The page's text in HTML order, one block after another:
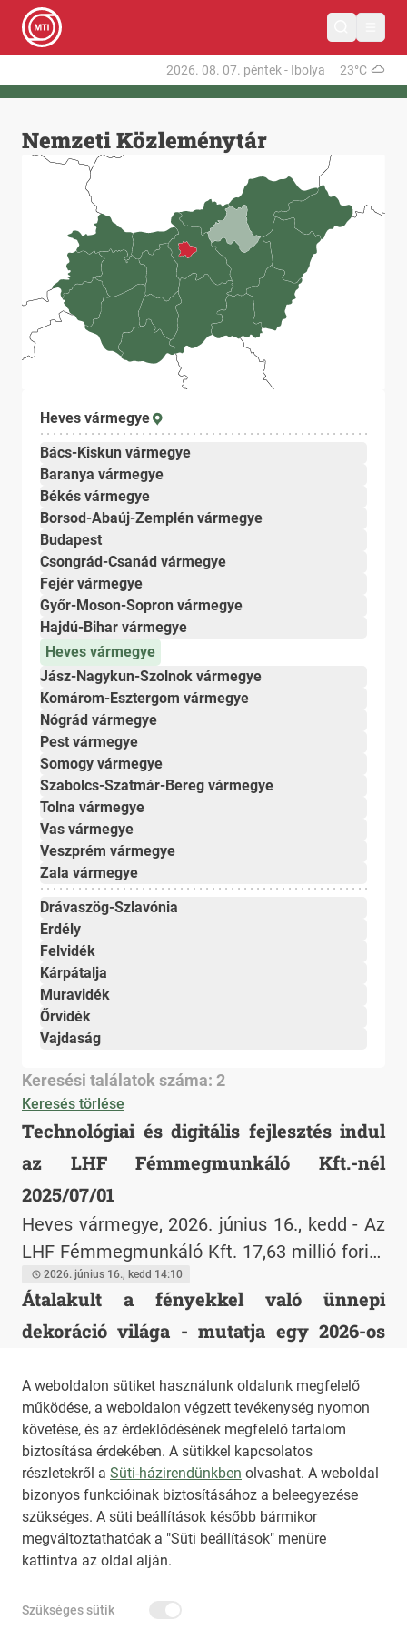
A weboldalon sütiket használunk oldalunk megfelelő
működése, a weboldalon végzett tevékenység nyomon
követése, és az érdeklődésének megfelelő tartalom
biztosítása érdekében. A sütikkel kapcsolatos
részletekről a Süti-házirendünkben olvashat. A weboldal
bizonyos funkcióinak biztosításához a beleegyezése
szükséges. A süti beállítások később bármikor
megváltoztathatóak a "Süti beállítások" menüre
kattintva az oldal alján.
Szükséges sütik
2026. 08. 07. péntek- Ibolya 23°C
Nemzeti Közleménytár
Heves vármegye
Bács-Kiskun vármegye
Baranya vármegye
Békés vármegye
Borsod-Abaúj-Zemplén vármegye
Budapest
Csongrád-Csanád vármegye
Fejér vármegye
Győr-Moson-Sopron vármegye
Hajdú-Bihar vármegye
Heves vármegye
Jász-Nagykun-Szolnok vármegye
Komárom-Esztergom vármegye
Nógrád vármegye
Pest vármegye
Somogy vármegye
Szabolcs-Szatmár-Bereg vármegye
Tolna vármegye
Vas vármegye
Veszprém vármegye
Zala vármegye
Drávaszög-Szlavónia
Erdély
Felvidék
Kárpátalja
Muravidék
Őrvidék
Vajdaság
Keresési találatok száma: 2
Keresés törlése
Technológiai és digitális fejlesztés indul
az LHF Fémmegmunkáló Kft.-nél
2025/07/01
Heves vármegye, 2026. június 16., kedd - Az
LHF Fémmegmunkáló Kft. 17,63 millió forint
vissza nem térítendő európai uniós
támogatást nyert a Gazdaságfejlesztési és
Innovációs Operatív Program Plusz
25 - "Mikro- és kisvállalkozások támogatása
a leghátrányosabb helyzetű régiókban, illetve
a Szabad Vállalkozási Zónákban" című
felhívás keretében. A GINOP_PLUSZ-1.2.4-
25-2025-00210 azonosító számú projekt a
Széchenyi Terv Plusz program részeként
valósul meg.
2026. június 16., kedd 14:10
Átalakult a fényekkel való ünnepi
dekoráció világa - mutatja egy 2026-os
Heves vármegye, 2026. június 2., kedd -
Covid, turizmus, szelfizés, ingyenes reklám:
a közterületi ünnepi fénydekorációval
szemben az elvárások két évtized alatt
jelentősen megváltoztak.
2026. június 2., kedd 14:55
HIRADO.HU MEDIAKLIKK.HU
M4SPORT.HU NEMZETISPORT.HU
NEMZETI KÖZLEMÉNYTÁR MEGRENDELÉS